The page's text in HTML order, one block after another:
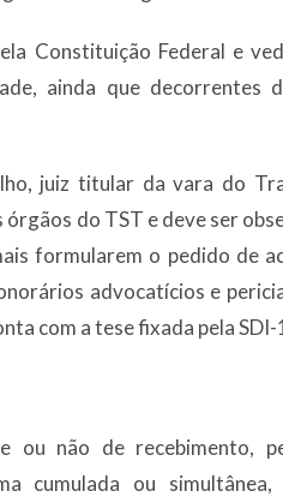
Constituição Federal e
ainda que decorrentes
juiz titular da vara do
do TST e deve ser
formularem o pedido de
advocatícios e
com a tese fixada pela SDI-
não de recebimento,
cumulada ou